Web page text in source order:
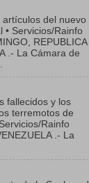
artículos del nuevo
• Servicios/Rainfo
REPUBLICA
.- La Cámara de
fallecidos y los
terremotos de
Rainfo
.- La